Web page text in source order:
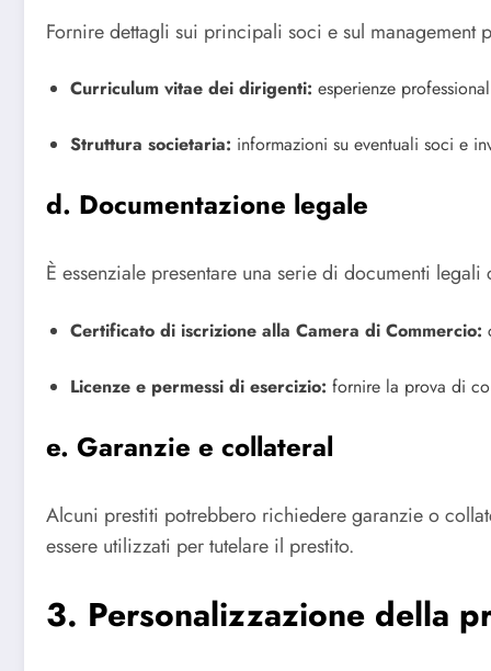
Fornire dettagli sui principali soci e sul
Curriculum vitae dei dirigenti: esperienze
Struttura societaria: informazioni su eventuali soci e
d. Documentazione legale
È essenziale presentare una serie di documenti
Certificato di iscrizione alla Camera di Commercio:
Licenze e permessi di esercizio: fornire la prova di
e. Garanzie e collateral
Alcuni prestiti potrebbero richiedere garanzie o
essere utilizzati per tutelare il prestito.
3. Personalizzazione della